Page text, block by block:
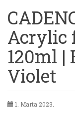
Acrylic
120ml |
Violet
1. Marta 2023.